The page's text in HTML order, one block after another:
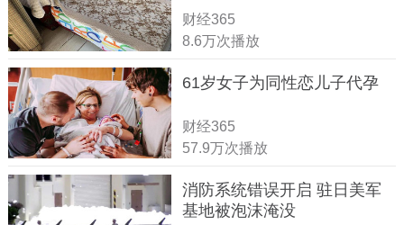
财经365
8.6万次播放
61岁女子为同性恋儿子代孕
财经365
57.9万次播放
消防系统错误开启 驻日美军
基地被泡沫淹没